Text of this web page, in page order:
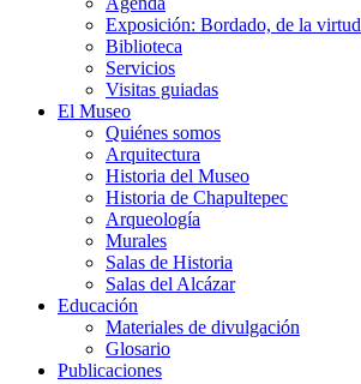
Exposición: Bordado, de la virtud
Biblioteca
Servicios
Visitas guiadas
El Museo
Quiénes somos
Arquitectura
Historia del Museo
Historia de Chapultepec
Arqueología
Murales
Salas de Historia
Salas del Alcázar
Educación
Materiales de divulgación
Glosario
Publicaciones